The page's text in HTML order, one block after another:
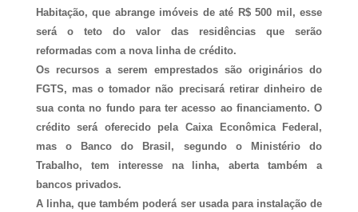
Habitação, que abrange imóveis de até R$ 500 mil, esse
será o teto do valor das residências que serão
reformadas com a nova linha de crédito.
Os recursos a serem emprestados são originários do
FGTS, mas o tomador não precisará retirar dinheiro de
sua conta no fundo para ter acesso ao financiamento. O
crédito será oferecido pela Caixa Econômica Federal,
mas o Banco do Brasil, segundo o Ministério do
Trabalho, tem interesse na linha, aberta também a
bancos privados.
A linha, que também poderá ser usada para instalação de